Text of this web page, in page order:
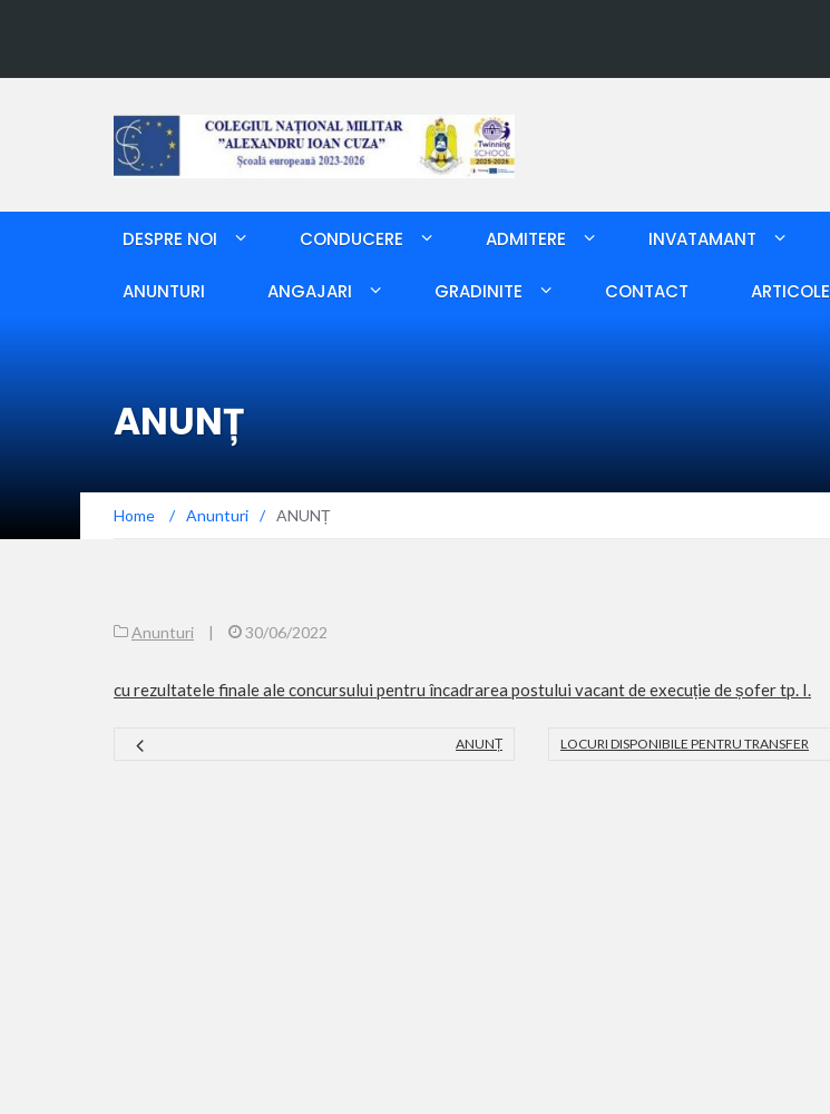
DESPRE NOI CONDUCERE ADMITERE INVATAMANT
ANUNTURI ANGAJARI GRADINITE CONTACT ARTICOLE
ANUNȚ
Home / Anunturi / ANUNȚ
Anunturi | 30/06/2022
cu rezultatele finale ale concursului pentru încadrarea postului vacant de execuție de șofer tp. I.
ANUNȚ LOCURI DISPONIBILE PENTRU TRANSFER